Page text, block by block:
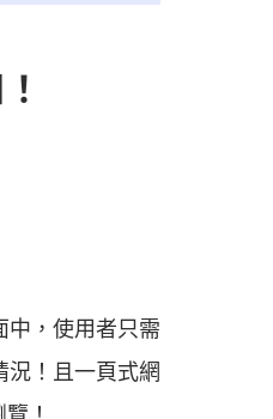
中，使用者只需
況！且一頁式網